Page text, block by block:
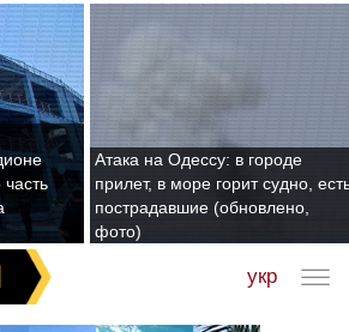
Атака на Одессу: в городе
прилет, в море горит судно,
пострадавшие (обновлено,
фото)
укр